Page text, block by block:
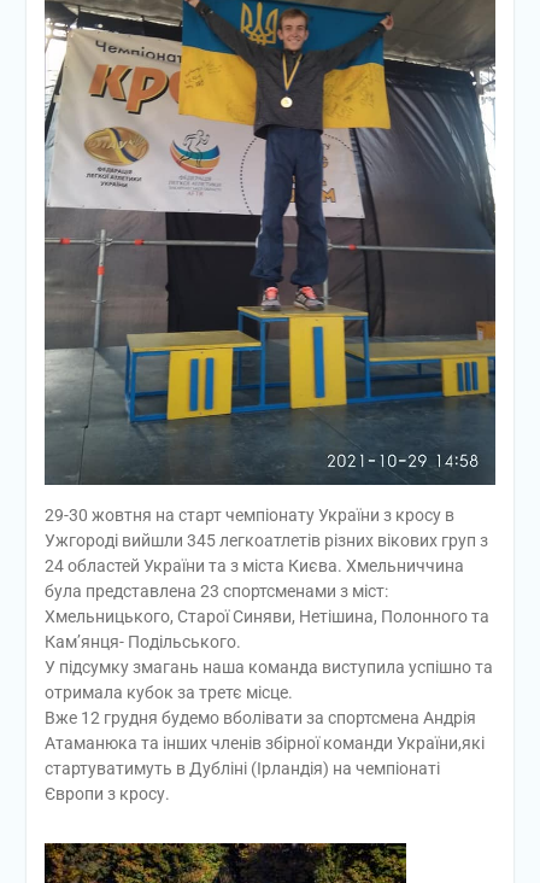
29-30 жовтня на старт чемпіонату України з кросу в
Ужгороді вийшли 345 легкоатлетів різних вікових груп з
24 областей України та з міста Києва. Хмельниччина
була представлена 23 спортсменами з міст:
Хмельницького, Старої Синяви, Нетішина, Полонного та
Кам’янця- Подільського.
У підсумку змагань наша команда виступила успішно та
отримала кубок за третє місце.
Вже 12 грудня будемо вболівати за спортсмена Андрія
Атаманюка та інших членів збірної команди України,які
стартуватимуть в Дубліні (Ірландія) на чемпіонаті
Європи з кросу.